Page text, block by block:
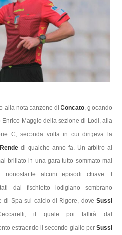
alla nota canzone di Concato, giocando
Enrico Maggio della sezione di Lodi, alla
C, seconda volta in cui dirigeva la
Rende di qualche anno fa. Un arbitro al
brillato in una gara tutto sommato mai
nonostante alcuni episodi chiave. I
dal fischietto lodigiano sembrano
di Spa sul calcio di Rigore, dove Sussi
il quale poi fallirà dal
estraendo il secondo giallo per Sussi